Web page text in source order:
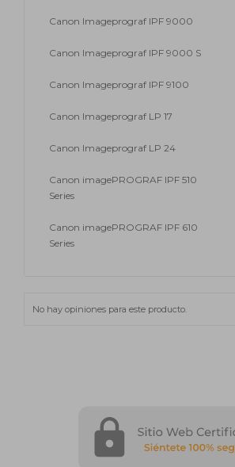
Canon Imageprograf IPF 9000
Canon Imageprograf IPF 9000 S
Canon Imageprograf IPF 9100
Canon Imageprograf LP 17
Canon Imageprograf LP 24
Canon imagePROGRAF IPF 510
Series
Canon imagePROGRAF IPF 610
Series
No hay opiniones para este producto.